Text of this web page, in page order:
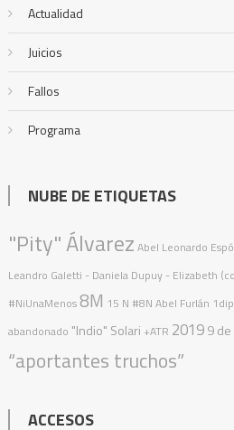
Actualidad
Juicios
Fallos
Programa
NUBE DE ETIQUETAS
"Pity" Álvarez Abel Leonardo
Leandro Galetti - Daniela Dupuy - Elizabeth
#NiUnaMenos8M 15 N #8N Abel Furlán
abandonado "Indio" Solari +ATR 20199 de
“aportantes truchos”
ACCESOS